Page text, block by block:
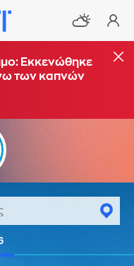
Εκκενώθηκε
των καπνών